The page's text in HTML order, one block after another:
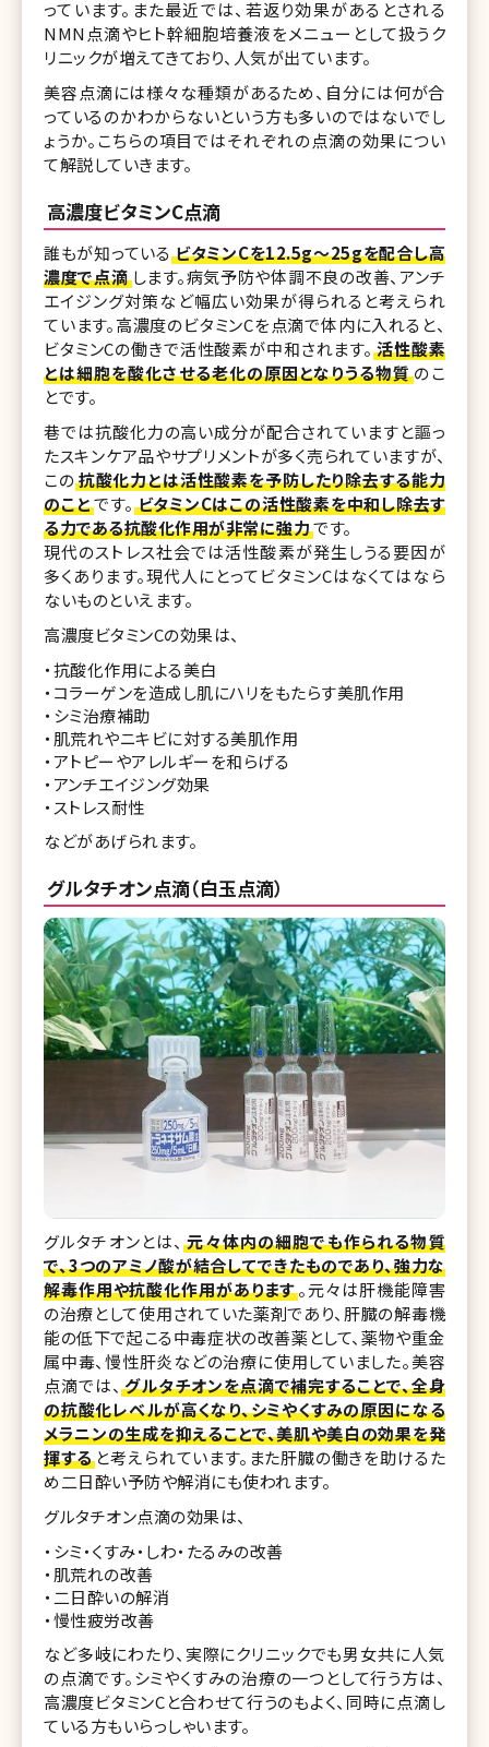
っています。また最近では、若返り効果があるとされる
NMN点滴やヒト幹細胞培養液をメニューとして扱うク
リニックが増えてきており、人気が出ています。
美容点滴には様々な種類があるため、自分には何が合
っているのかわからないという方も多いのではないでし
ょうか。こちらの項目ではそれぞれの点滴の効果につい
て解説していきます。
高濃度ビタミンC点滴
誰もが知っている ビタミンCを12.5g〜25gを配合し高
濃度で点滴します。病気予防や体調不良の改善、アンチ
エイジング対策など幅広い効果が得られると考えられ
ています。高濃度のビタミンCを点滴で体内に入れると、
ビタミンCの働きで活性酸素が中和されます。 活性酸素
とは細胞を酸化させる老化の原因となりうる物質のこ
とです。
巷では抗酸化力の高い成分が配合されていますと謳っ
たスキンケア品やサプリメントが多く売られていますが、
この抗酸化力とは活性酸素を予防したり除去する能力
のことです。 ビタミンCはこの活性酸素を中和し除去す
る力である抗酸化作用が非常に強力です。
現代のストレス社会では活性酸素が発生しうる要因が
多くあります。現代人にとってビタミンCはなくてはなら
ないものといえます。
高濃度ビタミンCの効果は、
・抗酸化作用による美白
・コラーゲンを造成し肌にハリをもたらす美肌作用
・シミ治療補助
・肌荒れやニキビに対する美肌作用
・アトピーやアレルギーを和らげる
・アンチエイジング効果
・ストレス耐性
などがあげられます。
グルタチオン点滴（白玉点滴）
グルタチオンとは、元々体内の細胞でも作られる物質
で、3つのアミノ酸が結合してできたものであり、強力な
解毒作用や抗酸化作用があります。元々は肝機能障害
の治療として使用されていた薬剤であり、肝臓の解毒機
能の低下で起こる中毒症状の改善薬として、薬物や重金
属中毒、慢性肝炎などの治療に使用していました。美容
点滴では、グルタチオンを点滴で補完することで、全身
の抗酸化レベルが高くなり、シミやくすみの原因になる
メラニンの生成を抑えることで、美肌や美白の効果を発
揮する と考えられています。また肝臓の働きを助けるた
め二日酔い予防や解消にも使われます。
グルタチオン点滴の効果は、
・シミ・くすみ・しわ・たるみの改善
・肌荒れの改善
・二日酔いの解消
・慢性疲労改善
など多岐にわたり、実際にクリニックでも男女共に人気
の点滴です。シミやくすみの治療の一つとして行う方は、
高濃度ビタミンCと合わせて行うのもよく、同時に点滴し
ている方もいらっしゃいます。